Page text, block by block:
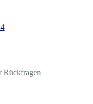
Rückfragen